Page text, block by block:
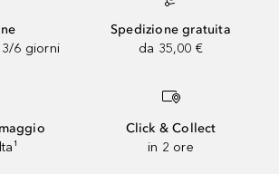
6 giorni
Spedizione gratuita
da 35,00 €
Click & Collect
in 2 ore